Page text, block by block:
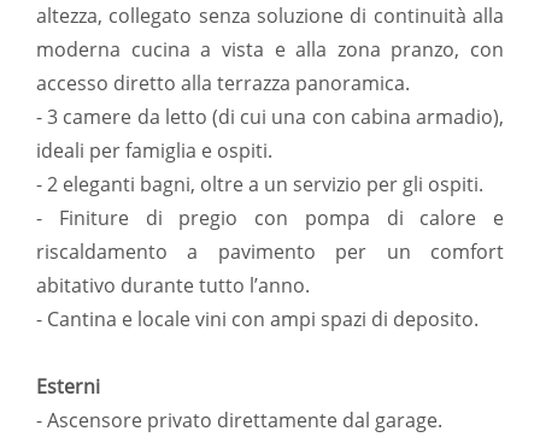
altezza, collegato senza soluzione di continuità alla
moderna cucina a vista e alla zona pranzo, con
accesso diretto alla terrazza panoramica.
- 3 camere da letto (di cui una con cabina armadio),
ideali per famiglia e ospiti.
- 2 eleganti bagni, oltre a un servizio per gli ospiti.
- Finiture di pregio con pompa di calore e
riscaldamento a pavimento per un comfort
abitativo durante tutto l’anno.
- Cantina e locale vini con ampi spazi di deposito.
Esterni
- Ascensore privato direttamente dal garage.